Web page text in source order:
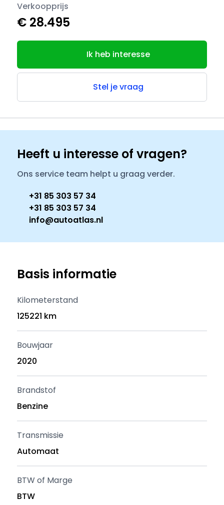
Verkoopprijs
€ 28.495
Ik heb interesse
Stel je vraag
Heeft u interesse of vragen?
Ons service team helpt u graag verder.
+31 85 303 57 34
+31 85 303 57 34
info@autoatlas.nl
Basis informatie
Kilometerstand
125221 km
Bouwjaar
2020
Brandstof
Benzine
Transmissie
Automaat
BTW of Marge
BTW